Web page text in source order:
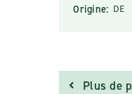
Origine: DE
Plus de